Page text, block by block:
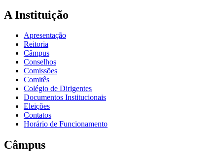
A Instituição
Apresentação
Reitoria
Câmpus
Conselhos
Comissões
Comitês
Colégio de Dirigentes
Documentos Institucionais
Eleições
Contatos
Horário de Funcionamento
Câmpus